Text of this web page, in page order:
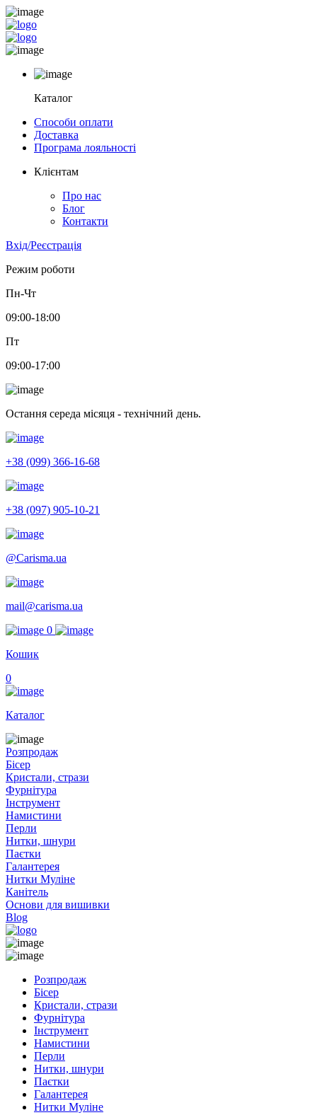
Каталог
Способи оплати
Доставка
Програма лояльності
Клієнтам
Про нас
Блог
Контакти
Вхід/Реєстрація
Режим роботи
Пн-Чт
09:00-18:00
Пт
09:00-17:00
Остання середа місяця - технічний день.
+38 (099) 366-16-68
+38 (097) 905-10-21
@Carisma.ua
mail@carisma.ua
0
Кошик
0
Каталог
Розпродаж
Бісер
Кристали, стрази
Фурнітура
Інструмент
Намистини
Перли
Нитки, шнури
Паєтки
Галантерея
Нитки Муліне
Канітель
Основи для вишивки
Blog
Розпродаж
Бісер
Кристали, стрази
Фурнітура
Інструмент
Намистини
Перли
Нитки, шнури
Паєтки
Галантерея
Нитки Муліне